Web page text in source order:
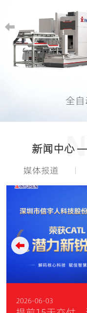
全
新闻中心
媒体报道
2026-06-03